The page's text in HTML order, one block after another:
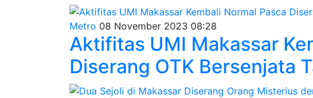
Metro 08 November 2023 08:28
Aktifitas UMI Makassar
Diserang OTK Bersenjata